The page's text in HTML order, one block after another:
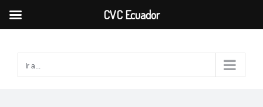
contenido
Ir a...
CVC Ecuador